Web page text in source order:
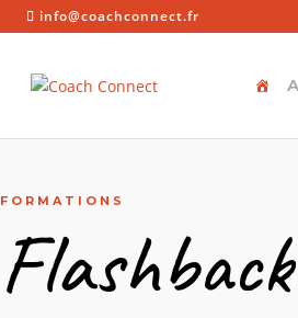
info@coachconnect.fr
FORMATIONS